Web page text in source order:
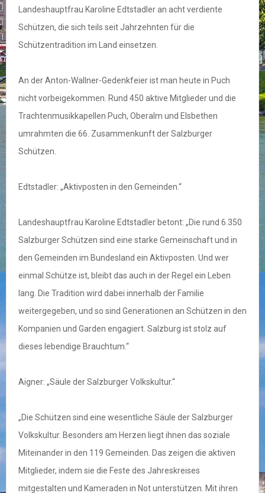
Landeshauptfrau Karoline Edtstadler an acht verdiente
Schützen, die sich teils seit Jahrzehnten für die
Schützentradition im Land einsetzen.
An der Anton-Wallner-Gedenkfeier ist man heute in Puch
nicht vorbeigekommen. Rund 450 aktive Mitglieder und die
Trachtenmusikkapellen Puch, Oberalm und Elsbethen
umrahmten die 66. Zusammenkunft der Salzburger
Schützen.
Edtstadler: „Aktivposten in den Gemeinden.“
Landeshauptfrau Karoline Edtstadler betont: „Die rund 6.350
Salzburger Schützen sind eine starke Gemeinschaft und in
den Gemeinden im Bundesland ein Aktivposten. Und wer
einmal Schütze ist, bleibt das auch in der Regel ein Leben
lang. Die Tradition wird dabei innerhalb der Familie
weitergegeben, und so sind Generationen an Schützen in den
Kompanien und Garden engagiert. Salzburg ist stolz auf
dieses lebendige Brauchtum.“
Aigner: „Säule der Salzburger Volkskultur.“
„Die Schützen sind eine wesentliche Säule der Salzburger
Volkskultur. Besonders am Herzen liegt ihnen das soziale
Miteinander in den 119 Gemeinden. Das zeigen die aktiven
Mitglieder, indem sie die Feste des Jahreskreises
mitgestalten und Kameraden in Not unterstützen. Mit ihren